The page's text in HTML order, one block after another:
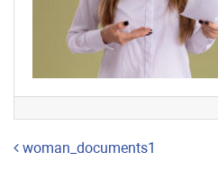
Навигация по
woman_documents1